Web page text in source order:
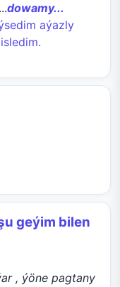
...dowamy...
aýazly
geýim bilen
, ýöne pagtany